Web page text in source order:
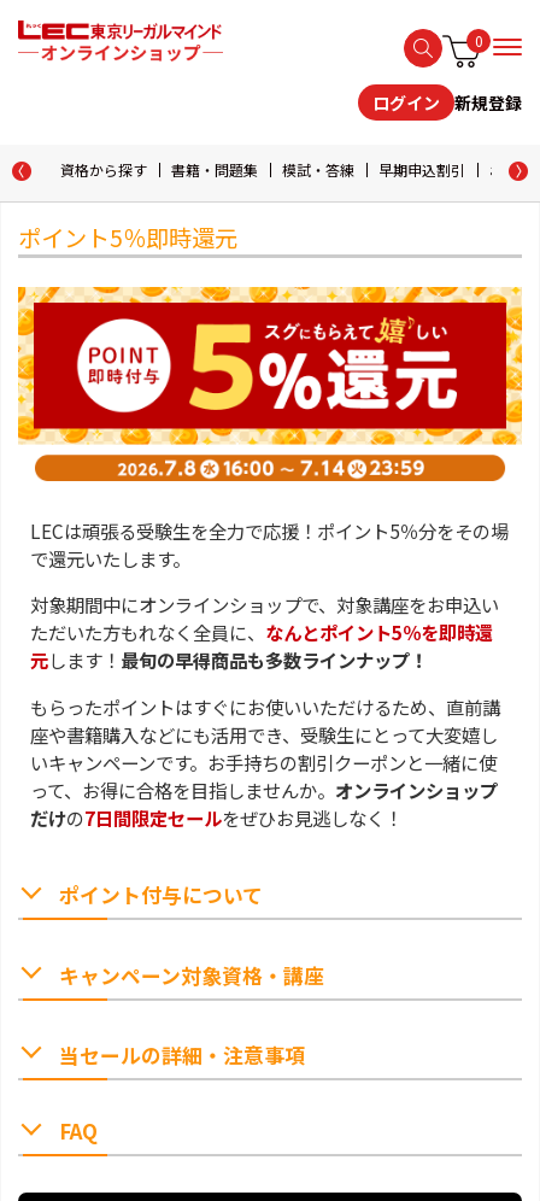
0
ログイン 新規登録
資格から探す 書籍・問題集 模試・答練 早期申込割引 おため
ポイント5％即時還元
LECは頑張る受験生を全力で応援！ポイント5％分をその場
で還元いたします。
対象期間中にオンラインショップで、対象講座をお申込い
ただいた方もれなく全員に、 なんとポイント5％を即時還
元します！ 最旬の早得商品も多数ラインナップ！
もらったポイントはすぐにお使いいただけるため、直前講
座や書籍購入などにも活用でき、受験生にとって大変嬉し
いキャンペーンです。お手持ちの割引クーポンと一緒に使
って、お得に合格を目指しませんか。 オンラインショップ
だけの7日間限定セールをぜひお見逃しなく！
ポイント付与について
キャンペーン対象資格・講座
当セールの詳細・注意事項
FAQ